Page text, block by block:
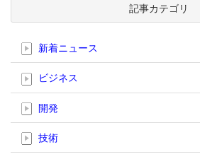
記事カテゴリ
新着ニュース
ビジネス
開発
技術